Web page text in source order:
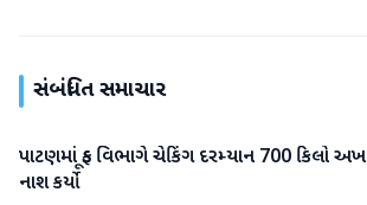
સંબંધિત સમાચાર
પાટણ
પાટણમાં ફૂડ વિભાગે ચેકિંગ દરમ્યાન 700 કિલો
નાશ કર્યો